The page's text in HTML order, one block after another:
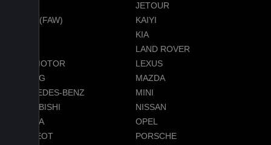
JETOUR
JETTA (FAW)
KAIYI
KIA
LAND ROVER
LEAPMOTOR
LEXUS
LIXIANG
MAZDA
MERCEDES-BENZ
MINI
MITSUBISHI
NISSAN
OMODA
OPEL
PEUGEOT
PORSCHE